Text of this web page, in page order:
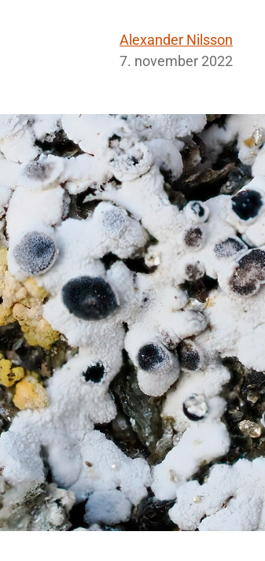
Alexander Nilsson
7. november 2022